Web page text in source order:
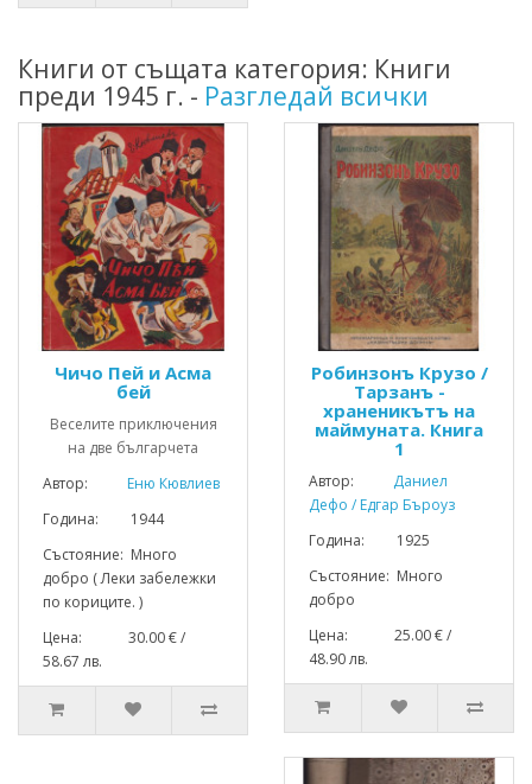
Книги от същата категория: Книги
преди 1945 г. - Разгледай всички
Чичо Пей и Асма
бей
Веселите приключения
на две българчета
Автор:
Еню Кювлиев
Година: 1944
Състояние: Много
добро ( Леки забележки
по кориците. )
Цена: 30.00 € /
58.67 лв.
Робинзонъ Крузо /
Тарзанъ -
храненикътъ на
маймуната. Книга
1
Автор:
Даниел
Дефо / Едгар Бъроуз
Година: 1925
Състояние: Много
добро
Цена: 25.00 € /
48.90 лв.